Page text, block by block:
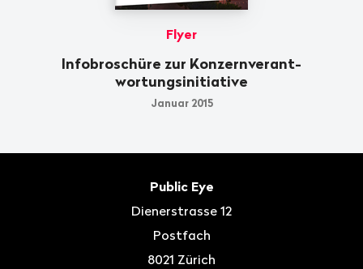
Flyer
Infobroschüre zur Konzern­verant­
wortungs­initiative
Januar 2015
Public Eye
Dienerstrasse 12
Postfach
8021 Zürich